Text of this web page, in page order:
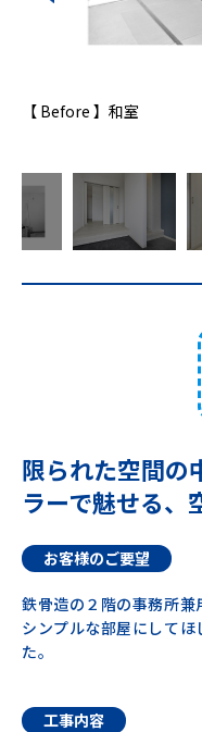
【 Before 】和室
限られた空間の
ラーで魅せる、
お客様のご要望
鉄骨造の２階の事務所
シンプルな部屋にして
た。
工事内容